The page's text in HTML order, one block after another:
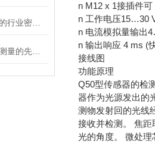
n M12 x 1接插件可
n 工作电压15…30
n 电流模拟量输出
n 输出响应 4 ms (
接线图
功能原理
Q50型传感器的检
器作为光源发出的
测物发射回的光线
接收并检测。 焦
光的角度。 微处